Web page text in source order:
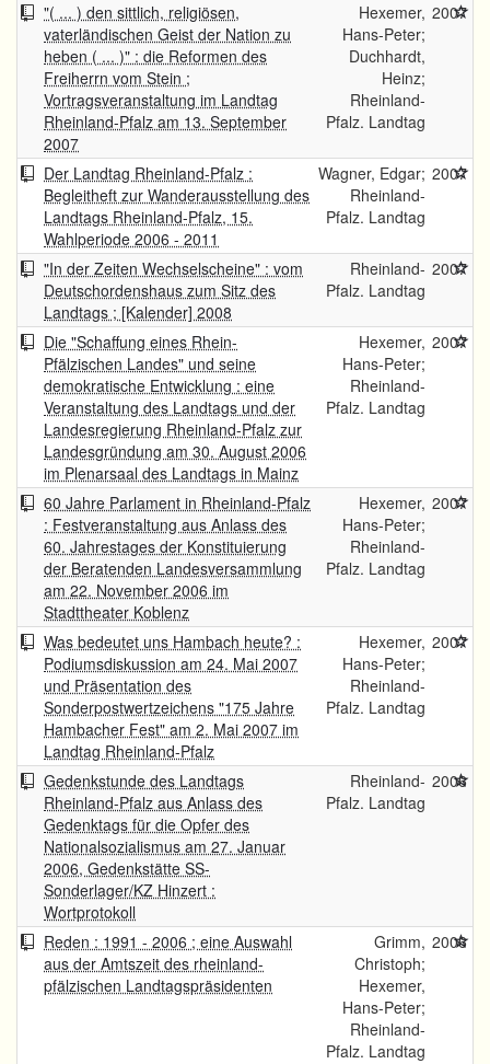
"( ... ) den sittlich, religiösen,
vaterländischen Geist der Nation zu
heben ( ... )" : die Reformen des
Freiherrn vom Stein ;
Vortragsveranstaltung im Landtag
Rheinland-Pfalz am 13. September
2007
Hexemer,
Hans-Peter;
Duchhardt,
Heinz;
Rheinland-
Pfalz. Landtag
2007
Der Landtag Rheinland-Pfalz :
Begleitheft zur Wanderausstellung des
Landtags Rheinland-Pfalz, 15.
Wahlperiode 2006 - 2011
Wagner, Edgar;
Rheinland-
Pfalz. Landtag
2007
"In der Zeiten Wechselscheine" : vom
Deutschordenshaus zum Sitz des
Landtags ; [Kalender] 2008
Rheinland-
Pfalz. Landtag
2007
Die "Schaffung eines Rhein-
Pfälzischen Landes" und seine
demokratische Entwicklung : eine
Veranstaltung des Landtags und der
Landesregierung Rheinland-Pfalz zur
Landesgründung am 30. August 2006
im Plenarsaal des Landtags in Mainz
Hexemer,
Hans-Peter;
Rheinland-
Pfalz. Landtag
2007
60 Jahre Parlament in Rheinland-Pfalz
: Festveranstaltung aus Anlass des
60. Jahrestages der Konstituierung
der Beratenden Landesversammlung
am 22. November 2006 im
Stadttheater Koblenz
Hexemer,
Hans-Peter;
Rheinland-
Pfalz. Landtag
2007
Was bedeutet uns Hambach heute? :
Podiumsdiskussion am 24. Mai 2007
und Präsentation des
Sonderpostwertzeichens "175 Jahre
Hambacher Fest" am 2. Mai 2007 im
Landtag Rheinland-Pfalz
Hexemer,
Hans-Peter;
Rheinland-
Pfalz. Landtag
2007
Gedenkstunde des Landtags
Rheinland-Pfalz aus Anlass des
Gedenktags für die Opfer des
Nationalsozialismus am 27. Januar
2006, Gedenkstätte SS-
Sonderlager/KZ Hinzert :
Wortprotokoll
Rheinland-
Pfalz. Landtag
2006
Reden : 1991 - 2006 ; eine Auswahl
aus der Amtszeit des rheinland-
pfälzischen Landtagspräsidenten
Grimm,
Christoph;
Hexemer,
Hans-Peter;
Rheinland-
Pfalz. Landtag
2006